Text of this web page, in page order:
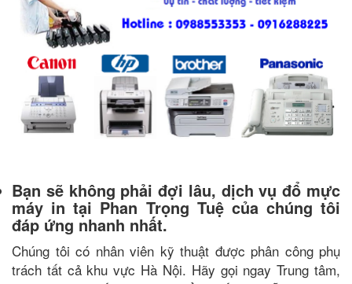
Bạn sẽ không phải đợi lâu, dịch vụ đổ mực
máy in tại Phan Trọng Tuệ của chúng tôi
đáp ứng nhanh nhất.
Chúng tôi có nhân viên kỹ thuật được phân công phụ
trách tất cả khu vực Hà Nội. Hãy gọi ngay Trung tâm,